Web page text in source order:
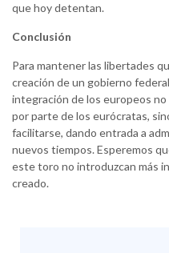
que hoy detentan.
Conclusión
Para mantener las libertades
creación de un gobierno
integración de los europeos
por parte de los eurócratas,
facilitarse, dando entrada a
nuevos tiempos. Esperemos
este toro no introduzcan más
creado.